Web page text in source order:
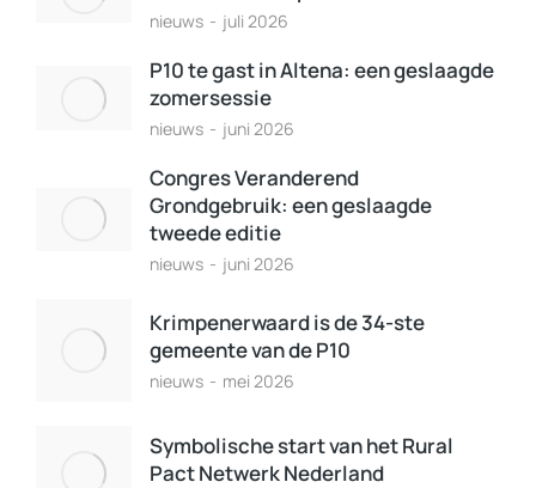
nieuws juli 2026
P10 te gast in Altena: een geslaagde
zomersessie
nieuws juni 2026
Congres Veranderend
Grondgebruik: een geslaagde
tweede editie
nieuws juni 2026
Krimpenerwaard is de 34-ste
gemeente van de P10
nieuws mei 2026
Symbolische start van het Rural
Pact Netwerk Nederland